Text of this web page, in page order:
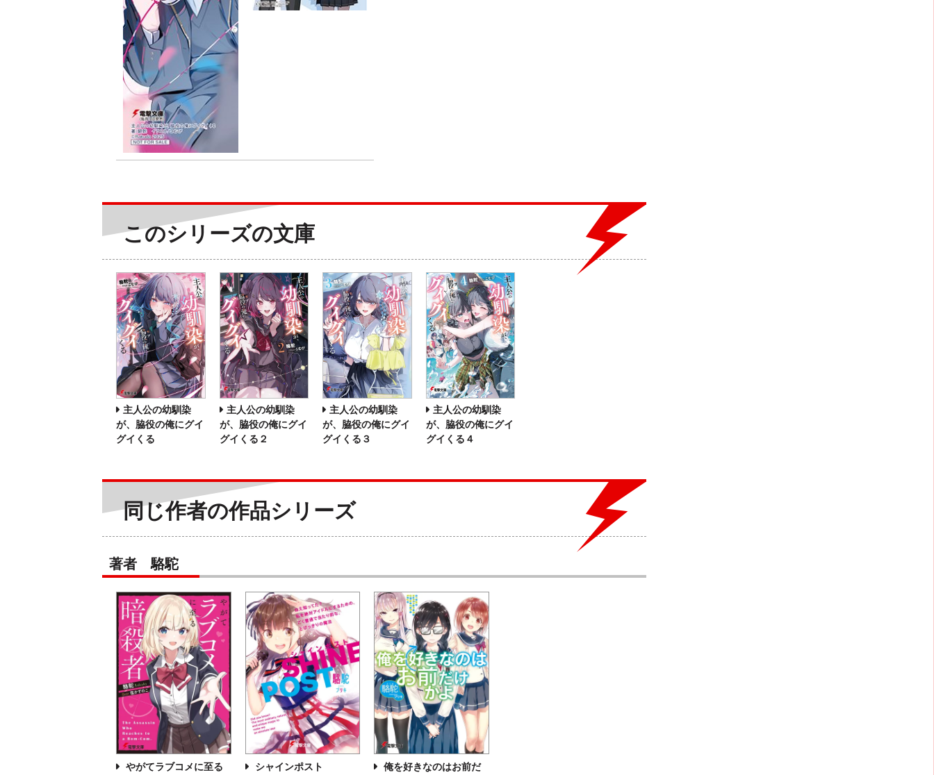
このシリーズの文庫
主人公の幼馴染
が、脇役の俺にグイ
グイくる
主人公の幼馴染
が、脇役の俺にグイ
グイくる２
主人公の幼馴染
が、脇役の俺にグイ
グイくる３
主人公の幼馴染
が、脇役の俺にグイ
グイくる４
同じ作者の作品シリーズ
著者 駱駝
やがてラブコメに至る シャインポスト 俺を好きなのはお前だ